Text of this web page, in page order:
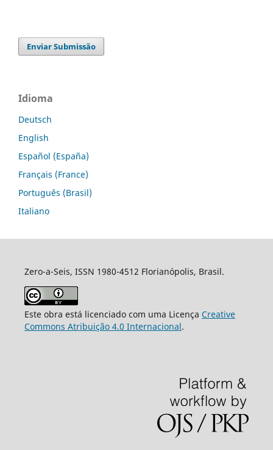
Enviar Submissão
Idioma
Deutsch
English
Español (España)
Français (France)
Português (Brasil)
Italiano
Zero-a-Seis, ISSN 1980-4512 Florianópolis, Brasil.
Este obra está licenciado com uma Licença Creative
Commons Atribuição 4.0 Internacional.